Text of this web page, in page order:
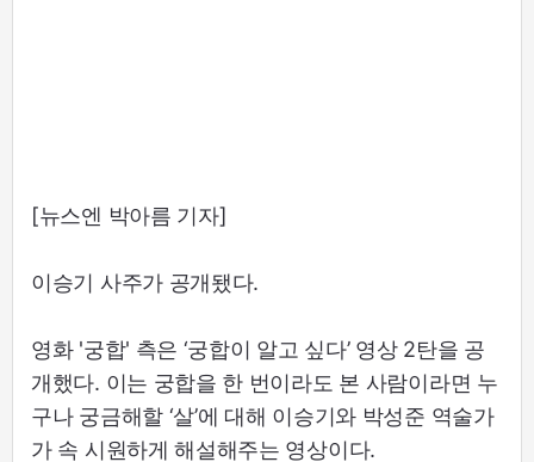
[뉴스엔 박아름 기자]
이승기 사주가 공개됐다.
영화 '궁합' 측은 ‘궁합이 알고 싶다’ 영상 2탄을 공
개했다. 이는 궁합을 한 번이라도 본 사람이라면 누
구나 궁금해할 ‘살’에 대해 이승기와 박성준 역술가
가 속 시원하게 해설해주는 영상이다.